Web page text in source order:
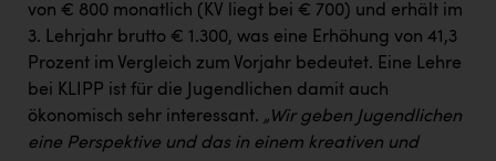
SCHMACHTL GmbH
Schwingshandl - automation technology gmbh
Seher + Partner
Smurfit Westrock Nettingsdorf
von € 800 monatlich (KV liegt bei € 700) und erhält im
3. Lehrjahr brutto € 1.300, was eine Erhöhung von 41,3
Prozent im Vergleich zum Vorjahr bedeutet. Eine Lehre
bei KLIPP ist für die Jugendlichen damit auch
ökonomisch sehr interessant. „Wir geben Jugendlichen
eine Perspektive und das in einem kreativen und